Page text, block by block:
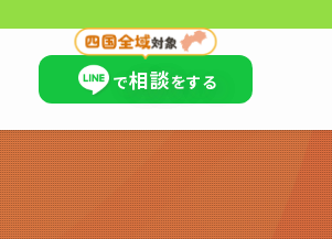
×
で相談をする